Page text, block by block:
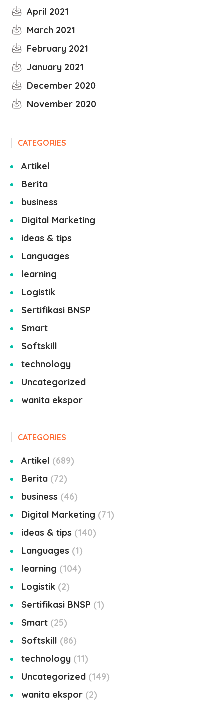
April 2021
March 2021
February 2021
January 2021
December 2020
November 2020
CATEGORIES
Artikel
Berita
business
Digital Marketing
ideas & tips
Languages
learning
Logistik
Sertifikasi BNSP
Smart
Softskill
technology
Uncategorized
wanita ekspor
CATEGORIES
Artikel
689
Berita 72
business 46
Digital Marketing
71
ideas & tips
140
Languages
1
learning
104
Logistik 2
Sertifikasi BNSP
1
Smart 25
Softskill
86
technology 11
Uncategorized 149
wanita ekspor 2